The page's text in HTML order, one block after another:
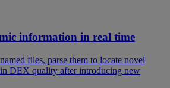
information in real time
files, parse them to locate novel
DEX quality after introducing new